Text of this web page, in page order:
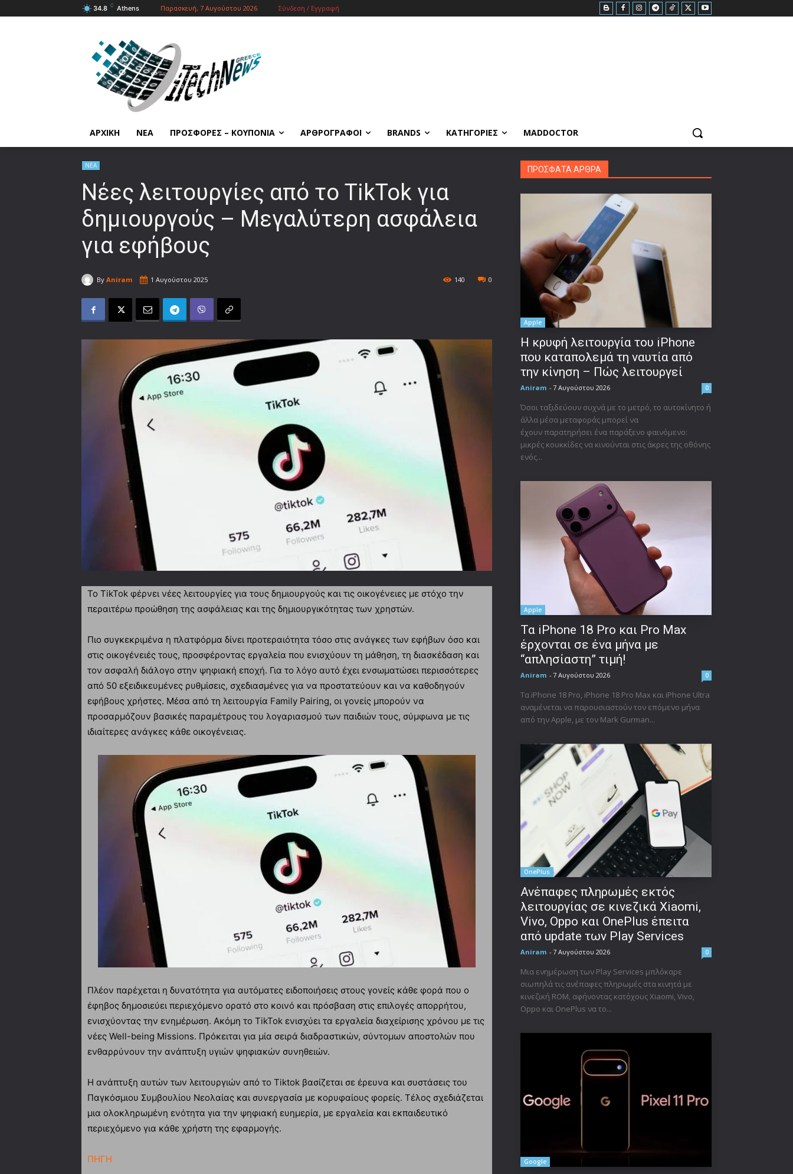
34.8 C Athens Παρασκευή, 7 Αυγούστου 2026 Σύνδεση / Εγγραφή
ΑΡΧΙΚΗ ΝΕΑ ΠΡΟΣΦΟΡΕΣ – ΚΟΥΠΟΝΙΑ ΑΡΘΡΟΓΡΑΦΟΙ BRANDS ΚΑΤΗΓΟΡΙΕΣ MADDOCTOR
ΝΕΑ
Νέες λειτουργίες από το TikTok για
δημιουργούς – Μεγαλύτερη ασφάλεια
για εφήβους
By Aniram 1 Αυγούστου 2025 0
140
Το TikTok φέρνει νέες λειτουργίες για τους δημιουργούς και τις οικογένειες με στόχο την
περαιτέρω προώθηση της ασφάλειας και της δημιουργικότητας των χρηστών.
Πιο συγκεκριμένα η πλατφόρμα δίνει προτεραιότητα τόσο στις ανάγκες των εφήβων όσο και
στις οικογένειές τους, προσφέροντας εργαλεία που ενισχύουν τη μάθηση, τη διασκέδαση και
τον ασφαλή διάλογο στην ψηφιακή εποχή. Για το λόγο αυτό έχει ενσωματώσει περισσότερες
από 50 εξειδικευμένες ρυθμίσεις, σχεδιασμένες για να προστατεύουν και να καθοδηγούν
εφήβους χρήστες. Μέσα από τη λειτουργία Family Pairing, οι γονείς μπορούν να
προσαρμόζουν βασικές παραμέτρους του λογαριασμού των παιδιών τους, σύμφωνα με τις
ιδιαίτερες ανάγκες κάθε οικογένειας.
Πλέον παρέχεται η δυνατότητα για αυτόματες ειδοποιήσεις στους γονείς κάθε φορά που ο
έφηβος δημοσιεύει περιεχόμενο ορατό στο κοινό και πρόσβαση στις επιλογές απορρήτου,
ενισχύοντας την ενημέρωση. Ακόμη το TikTok ενισχύει τα εργαλεία διαχείρισης χρόνου με τις
νέες Well-being Missions. Πρόκειται για μία σειρά διαδραστικών, σύντομων αποστολών που
ενθαρρύνουν την ανάπτυξη υγιών ψηφιακών συνηθειών.
Η ανάπτυξη αυτών των λειτουργιών από το Tiktok βασίζεται σε έρευνα και συστάσεις του
Παγκόσμιου Συμβουλίου Νεολαίας και συνεργασία με κορυφαίους φορείς. Τέλος σχεδιάζεται
μια ολοκληρωμένη ενότητα για την ψηφιακή ευημερία, με εργαλεία και εκπαιδευτικό
περιεχόμενο για κάθε χρήστη της εφαρμογής.
ΠΗΓΗ
ΠΡΟΣΦΑΤΑ ΑΡΘΡΑ
Apple
Η κρυφή λειτουργία του iPhone
που καταπολεμά τη ναυτία από
την κίνηση – Πώς λειτουργεί
Aniram - 7 Αυγούστου 2026 0
Όσοι ταξιδεύουν συχνά με το μετρό, το αυτοκίνητο ή
άλλα μέσα μεταφοράς μπορεί να
έχουν παρατηρήσει ένα παράξενο φαινόμενο:
μικρές κουκκίδες να κινούνται στις άκρες της οθόνης
ενός...
Apple
Τα iPhone 18 Pro και Pro Max
έρχονται σε ένα μήνα με
“απλησίαστη” τιμή!
Aniram - 7 Αυγούστου 2026 0
Τα iPhone 18 Pro, iPhone 18 Pro Max και iPhone Ultra
αναμένεται να παρουσιαστούν τον επόμενο μήνα
από την Apple, με τον Mark Gurman...
OnePlus
Ανέπαφες πληρωμές εκτός
λειτουργίας σε κινεζικά Xiaomi,
Vivo, Oppo και OnePlus έπειτα
από update των Play Services
Aniram - 7 Αυγούστου 2026 0
Μια ενημέρωση των Play Services μπλόκαρε
σιωπηλά τις ανέπαφες πληρωμές στα κινητά με
κινεζική ROM, αφήνοντας κατόχους Xiaomi, Vivo,
Oppo και OnePlus να το...
Google